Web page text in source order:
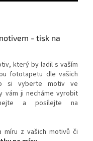
- tisk na
který by ladil s vaším
fototapetu dle vašich
si vyberte motiv ve
vám ji necháme vyrobit
a posílejte na
z vašich motivů či